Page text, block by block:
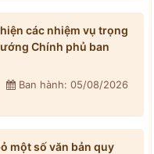
các nhiệm vụ trọng
Chính phủ ban
Ban hành: 05/08/2026
một số văn bản quy